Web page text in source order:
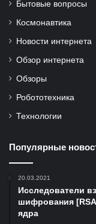
Бытовые вопросы
Космонавтика
Новости интернета
Обзор интернета
Обзоры
Робототехника
Технологии
Популярные
20.03.2021
Исследователи
шифрования
ядра